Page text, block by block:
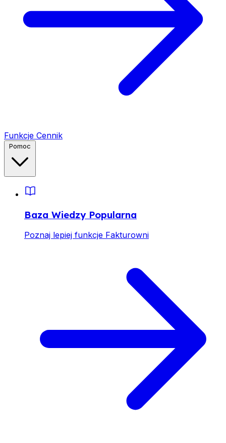
Funkcje Cennik
Baza Wiedzy Popularna
Poznaj lepiej funkcje Fakturowni